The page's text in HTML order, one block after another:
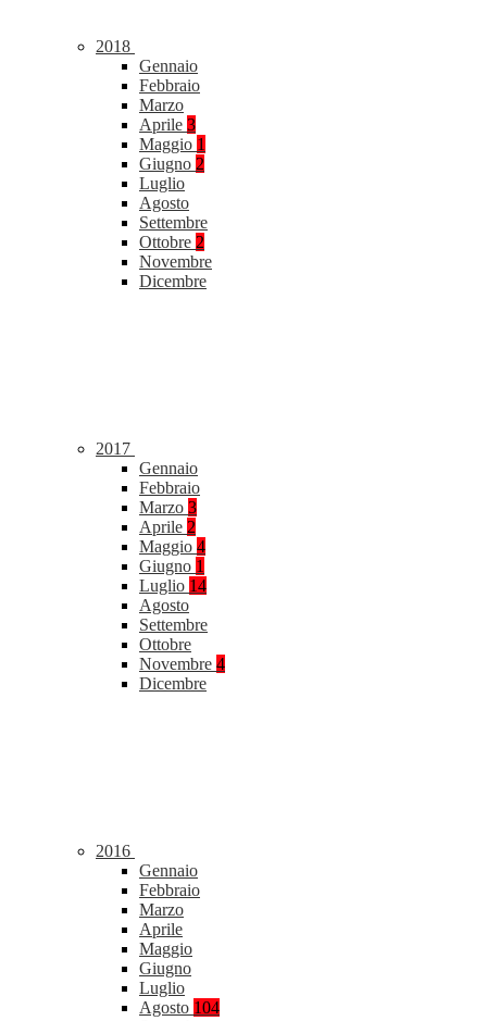
2018
Gennaio
Febbraio
Marzo
Aprile 3
Maggio 1
Giugno 2
Luglio
Agosto
Settembre
Ottobre 2
Novembre
Dicembre
2017
Gennaio
Febbraio
Marzo 3
Aprile 2
Maggio 4
Giugno 1
Luglio 14
Agosto
Settembre
Ottobre
Novembre 4
Dicembre
2016
Gennaio
Febbraio
Marzo
Aprile
Maggio
Giugno
Luglio
Agosto 104